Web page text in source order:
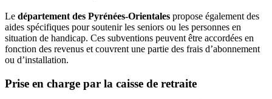
Le département des Pyrénées-Orientales propose également des
aides spécifiques pour soutenir les seniors ou les personnes en
situation de handicap. Ces subventions peuvent être accordées en
fonction des revenus et couvrent une partie des frais d’abonnement
ou d’installation.
Prise en charge par la caisse de retraite